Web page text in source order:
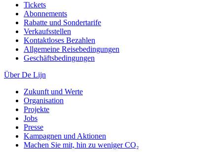
Tickets
Abonnements
Rabatte und Sondertarife
Verkaufsstellen
Kontaktloses Bezahlen
Allgemeine Reisebedingungen
Geschäftsbedingungen
Über De Lijn
Zukunft und Werte
Organisation
Projekte
Jobs
Presse
Kampagnen und Aktionen
Machen Sie mit, hin zu weniger CO₂